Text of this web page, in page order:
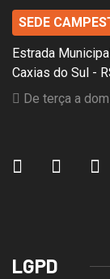
SEDE
Estrada
Caxias do Sul -
De terça a
LGPD